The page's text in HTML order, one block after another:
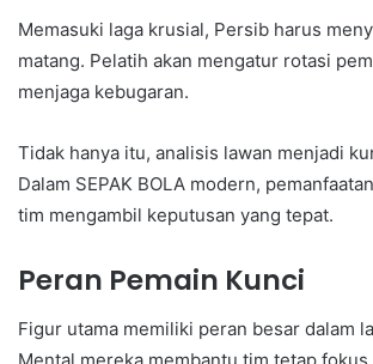
Memasuki laga krusial, Persib harus
matang. Pelatih akan mengatur rotasi
menjaga kebugaran.
Tidak hanya itu, analisis lawan menjadi
Dalam SEPAK BOLA modern,
tim mengambil keputusan yang tepat.
Peran Pemain Kunci
Figur utama memiliki peran besar dalam